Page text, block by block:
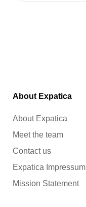
About Expatica
About Expatica
Meet the team
Contact us
Expatica Impressum
Mission Statement